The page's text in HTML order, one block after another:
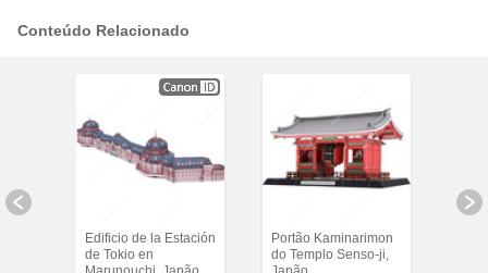
Conteúdo Relacionado
Edificio de la Estación
de Tokio en
Portão Kaminarimon
do Templo Senso-ji,